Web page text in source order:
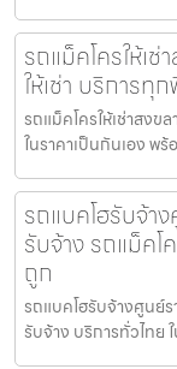
รถแม็คโครให้เ
ให้เช่า บริการทุ
รถแม็คโครให้เช่าสงข
ในราคาเป็นกันเอง พ
รถแบคโฮรับจ้า
รับจ้าง รถแม็คโ
ถูก
รถแบคโฮรับจ้างศูนย์
รับจ้าง บริการทั่วไทย